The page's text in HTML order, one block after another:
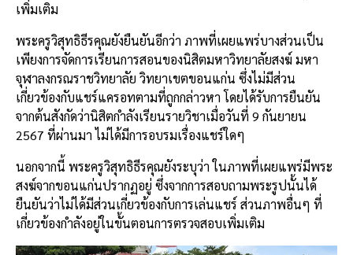
เพิ่มเติม
พระครูวิสุทธิธีรคุณยังยืนยันอีกว่า ภาพที่เผยแพร่บางส่วนเป็น
เพียงการจัดการเรียนการสอนของนิสิตมหาวิทยาลัยสงฆ์ มหา
จุฬาลงกรณราชวิทยาลัย วิทยาเขตขอนแก่น ซึ่งไม่มีส่วน
เกี่ยวข้องกับแชร์แครอทตามที่ถูกกล่าวหา โดยได้รับการยืนยัน
จากต้นสังกัดว่านิสิตกำลังเรียนรายวิชาเมื่อวันที่ 9 กันยายน
2567 ที่ผ่านมา ไม่ได้มีการอบรมเรื่องแชร์ใดๆ
นอกจากนี้ พระครูวิสุทธิธีรคุณยังระบุว่า ในภาพที่เผยแพร่มีพระ
สงฆ์จากขอนแก่นปรากฏอยู่ ซึ่งจากการสอบถามพระรูปนั้นได้
ยืนยันว่าไม่ได้มีส่วนเกี่ยวข้องกับการเล่นแชร์ ส่วนภาพอื่นๆ ที่
เกี่ยวข้องกำลังอยู่ในขั้นตอนการตรวจสอบเพิ่มเติม